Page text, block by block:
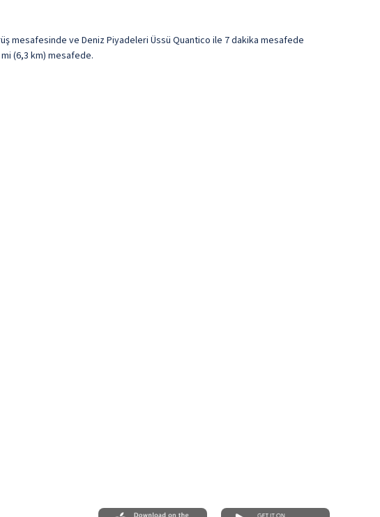
mesafesinde ve Deniz Piyadeleri Üssü Quantico ile 7 dakika mesafede
(6,3 km) mesafede.